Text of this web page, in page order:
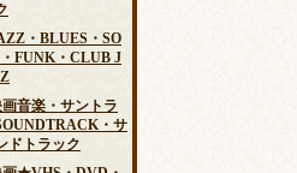
・BLUES・SO
FUNK・CLUB J
画音楽・サントラ
・サ
ドトラック